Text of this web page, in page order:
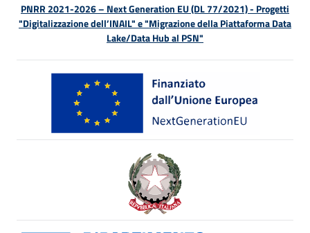
PNRR 2021-2026 – Next Generation EU (DL 77/2021) - Progetti
"Digitalizzazione dell’INAIL" e "Migrazione della Piattaforma Data
Lake/Data Hub al PSN"